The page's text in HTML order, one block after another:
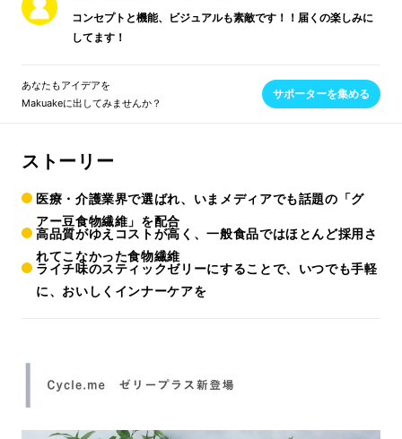
コンセプトと機能、ビジュアルも素敵です！！届くの楽しみに
してます！
あなたもアイデアを
Makuakeに出してみませんか？
サポーターを集める
ストーリー
医療・介護業界で選ばれ、いまメディアでも話題の「グ
アー豆食物繊維」を配合
高品質がゆえコストが高く、一般食品ではほとんど採用さ
れてこなかった食物繊維
ライチ味のスティックゼリーにすることで、いつでも手軽
に、おいしくインナーケアを